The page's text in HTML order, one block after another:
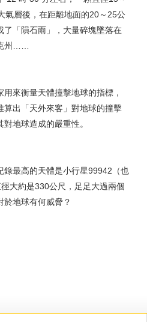
氣層後，在距離地面的20～25公
了「隕石雨」，大量碎塊墜落在
州……
來衡量天體撞擊地球的指標，
算出「天外來客」對地球的撞擊
地球造成的嚴重性。
錄最高的天體是小行星99942（也
大約是330公尺，足足大過兩個
於地球有何威脅？